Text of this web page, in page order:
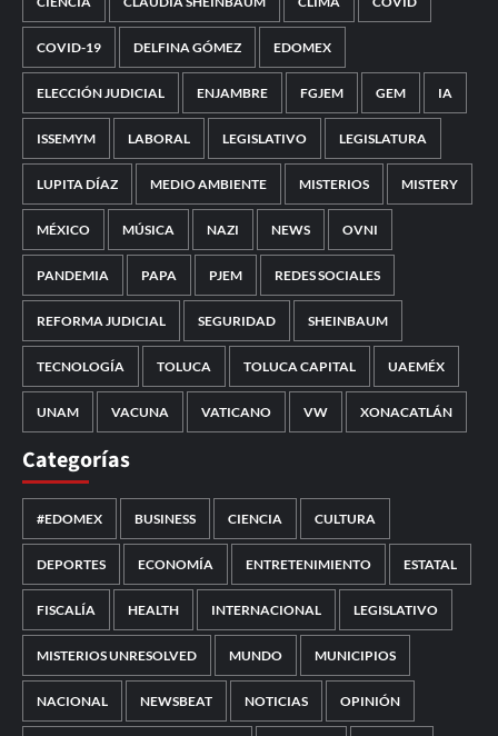
COVID-19 DELFINA GÓMEZ EDOMEX
ELECCIÓN JUDICIAL ENJAMBRE FGJEM GEM IA
ISSEMYM LABORAL LEGISLATIVO LEGISLATURA
LUPITA DÍAZ MEDIO AMBIENTE MISTERIOS MISTERY
MÉXICO MÚSICA NAZI NEWS OVNI
PANDEMIA PAPA PJEM REDES SOCIALES
REFORMA JUDICIAL SEGURIDAD SHEINBAUM
TECNOLOGÍA TOLUCA TOLUCA CAPITAL UAEMÉX
UNAM VACUNA VATICANO VW XONACATLÁN
Categorías
#EDOMEX BUSINESS CIENCIA CULTURA
DEPORTES ECONOMÍA ENTRETENIMIENTO ESTATAL
FISCALÍA HEALTH INTERNACIONAL LEGISLATIVO
MISTERIOS UNRESOLVED MUNDO MUNICIPIOS
NACIONAL NEWSBEAT NOTICIAS OPINIÓN